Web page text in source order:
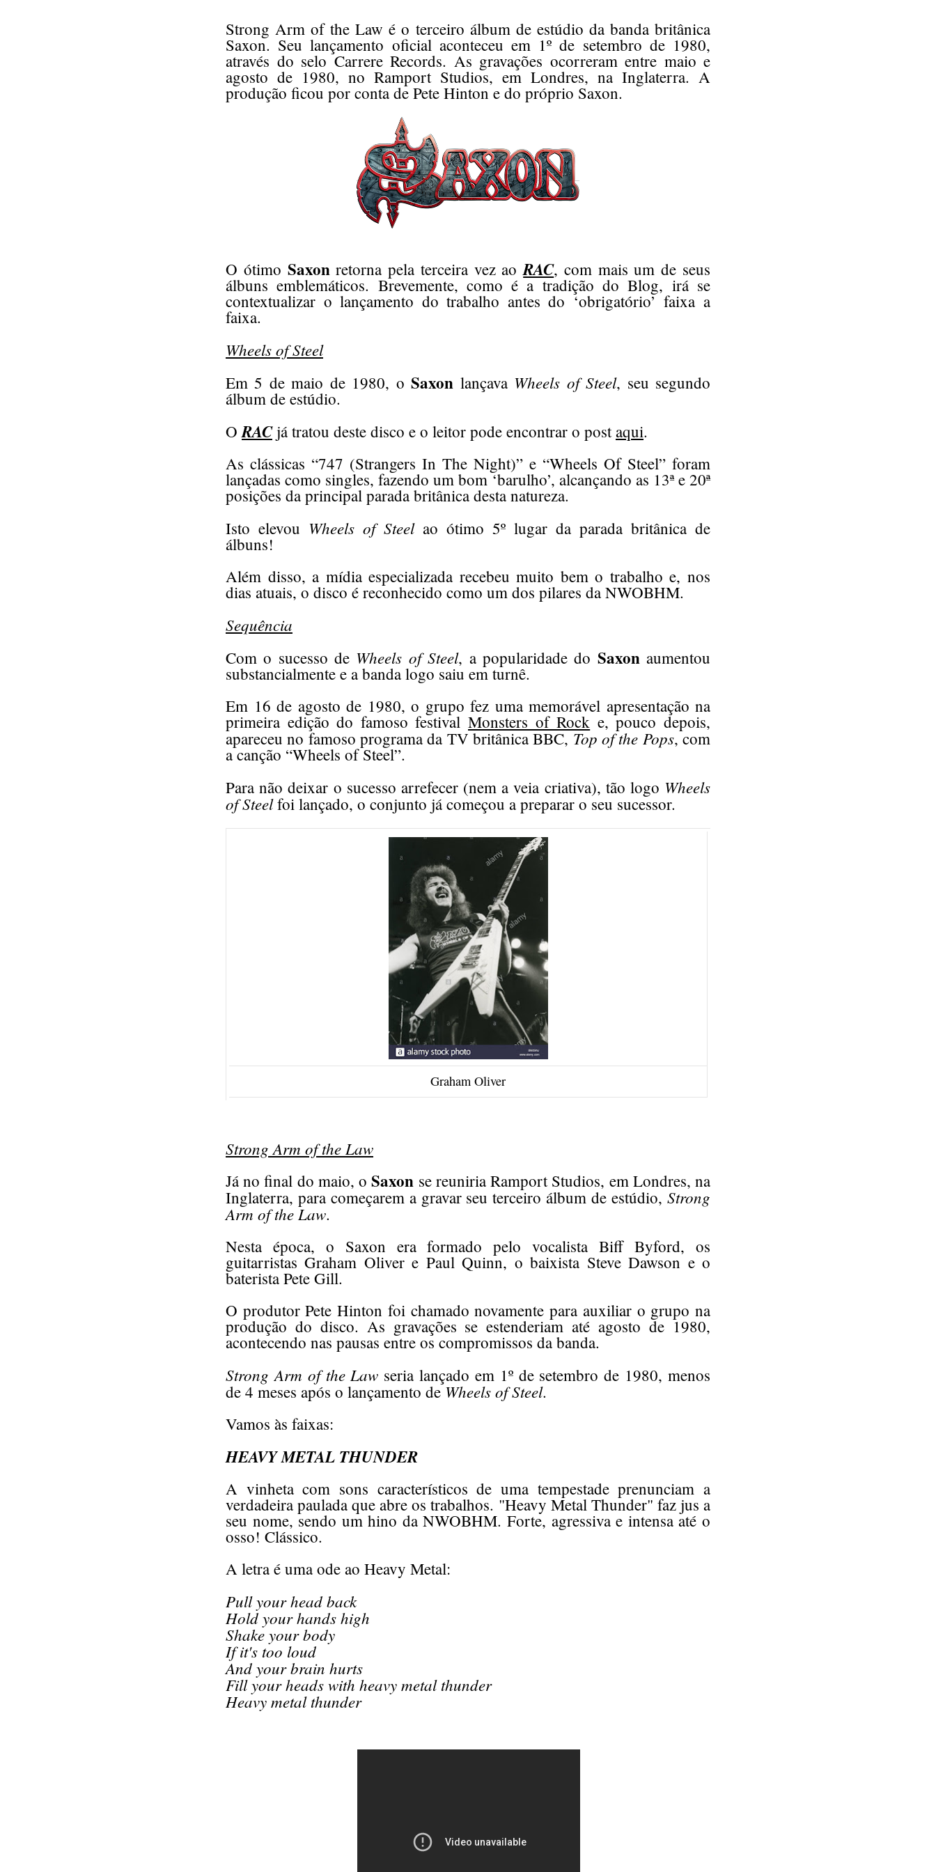
Strong Arm of the Law é o terceiro álbum de estúdio da banda britânica
Saxon. Seu lançamento oficial aconteceu em 1º de setembro de 1980,
através do selo Carrere Records. As gravações ocorreram entre maio e
agosto de 1980, no Ramport Studios, em Londres, na Inglaterra. A
produção ficou por conta de Pete Hinton e do próprio Saxon.
O ótimo Saxonretorna pela terceira vez aoRAC, com mais um de seus
álbuns emblemáticos. Brevemente, como é a tradição do Blog, irá se
contextualizar o lançamento do trabalho antes do ‘obrigatório’ faixa a
faixa.
Wheels of Steel
Em 5 de maio de 1980, oSaxon lançava Wheels of Steel, seu segundo
álbum de estúdio.
ORACjá tratou deste disco e o leitor pode encontrar o postaqui.
As clássicas “747 (Strangers In The Night)” e “Wheels Of Steel” foram
lançadas como singles, fazendo um bom ‘barulho’, alcançando as 13ª e 20ª
posições da principal parada britânica desta natureza.
Isto elevou Wheels of Steelao ótimo 5º lugar da parada britânica de
álbuns!
Além disso, a mídia especializada recebeu muito bem o trabalho e, nos
dias atuais, o disco é reconhecido como um dos pilares da NWOBHM.
Sequência
Com o sucesso de Wheels of Steel, a popularidade do Saxonaumentou
substancialmente e a banda logo saiu em turnê.
Em 16 de agosto de 1980, o grupo fez uma memorável apresentação na
primeira edição do famoso festival Monsters of Rock e, pouco depois,
apareceu no famoso programa da TV britânica BBC, Top of the Pops, com
a canção “Wheels of Steel”.
Para não deixar o sucesso arrefecer (nem a veia criativa), tão logo Wheels
of Steelfoi lançado, o conjunto já começou a preparar o seu sucessor.
Graham Oliver
Strong Arm of the Law
Já no final do maio, oSaxon se reuniria Ramport Studios, em Londres, na
Inglaterra, para começarem a gravar seu terceiro álbum de estúdio, Strong
Arm of the Law.
Nesta época, o Saxon era formado pelo vocalista Biff Byford, os
guitarristas Graham Oliver e Paul Quinn, o baixista Steve Dawson e o
baterista Pete Gill.
O produtor Pete Hinton foi chamado novamente para auxiliar o grupo na
produção do disco. As gravações se estenderiam até agosto de 1980,
acontecendo nas pausas entre os compromissos da banda.
Strong Arm of the Law seria lançado em 1º de setembro de 1980, menos
de 4 meses após o lançamento deWheels of Steel.
Vamos às faixas:
HEAVY METAL THUNDER
A vinheta com sons característicos de uma tempestade prenunciam a
verdadeira paulada que abre os trabalhos. "Heavy Metal Thunder" faz jus a
seu nome, sendo um hino da NWOBHM. Forte, agressiva e intensa até o
osso! Clássico.
A letra é uma ode ao Heavy Metal:
Pull your head back
Hold your hands high
Shake your body
If it's too loud
And your brain hurts
Fill your heads with heavy metal thunder
Heavy metal thunder